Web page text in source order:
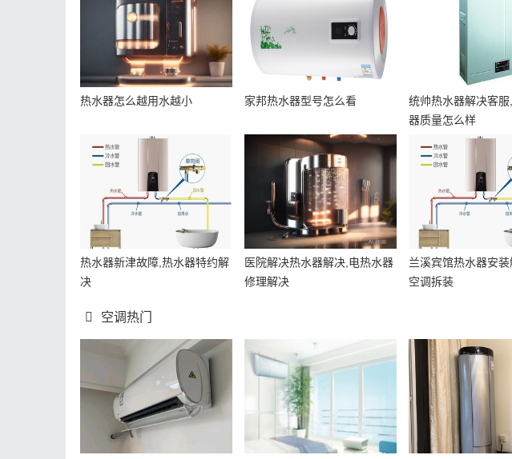
热水器怎么越用水越小 家邦热水器型号怎么看
统帅热水器解决客
器质量怎么样
热水器新津故障,热水器特约解
决
医院解决热水器解决,电热水器
修理解决
兰溪宾馆热水器安
空调拆装
空调热门